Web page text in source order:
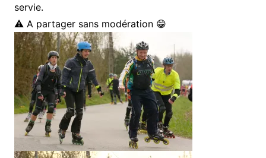
servie.
⚠️ A partager sans modération 😁